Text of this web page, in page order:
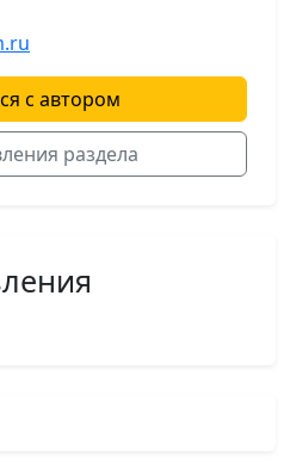
с автором
раздела